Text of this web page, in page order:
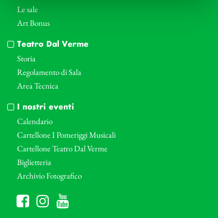
Le sale
Art Bonus
Teatro Dal Verme
Storia
Regolamento di Sala
Area Tecnica
I nostri eventi
Calendario
Cartellone I Pomeriggi Musicali
Cartellone Teatro Dal Verme
Biglietteria
Archivio Fotografico